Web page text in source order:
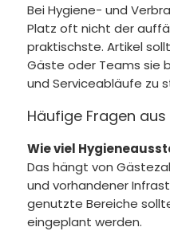
Bei Hygiene- und
Platz oft nicht der
praktischste. Artikel
Gäste oder Teams sie
und Serviceabläufe zu
Häufige Fragen
Wie viel
Das hängt von
und vorhandener
genutzte Bereiche
eingeplant werden.